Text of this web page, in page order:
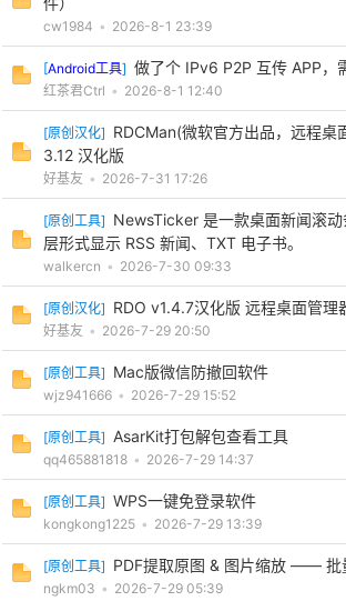
cw1984 • 2026-8-1 23:39
[Android工具] 做了个 IPv6 P2P 互传 APP，
红茶君Ctrl • 2026-8-1 12:40
[原创汉化] RDCMan(微软官方出品，远程桌
3.12 汉化版
好基友 • 2026-7-31 17:26
[原创工具] NewsTicker 是一款桌面新闻滚
层形式显示 RSS 新闻、TXT 电子书。
walkercn • 2026-7-30 09:33
[原创汉化] RDO v1.4.7汉化版 远程桌面管理
好基友 • 2026-7-29 20:50
[原创工具] Mac版微信防撤回软件
wjz941666 • 2026-7-29 15:52
[原创工具] AsarKit打包解包查看工具
qq465881818 • 2026-7-29 14:37
[原创工具] WPS一键免登录软件
kongkong1225 • 2026-7-29 13:39
[原创工具] PDF提取原图 & 图片缩放 —— 批
ngkm03 • 2026-7-29 05:39